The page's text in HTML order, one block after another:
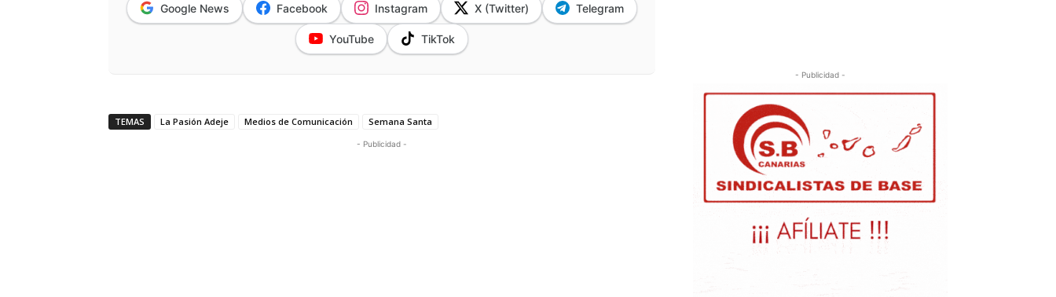
Google News Facebook Instagram X (Twitter) Telegram
YouTube TikTok
TEMAS La Pasión Adeje Medios de Comunicación Semana Santa
- Publicidad -
- Publicidad -